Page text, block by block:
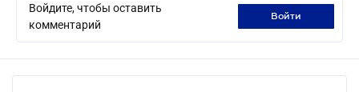
Войдите, чтобы оставить
комментарий
войти